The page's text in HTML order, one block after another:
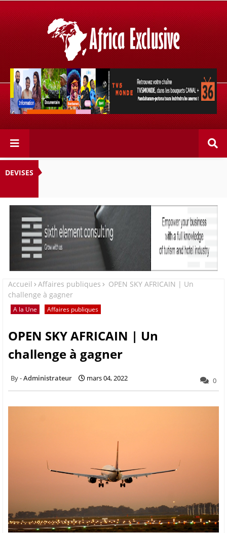
Retrouvez votre chaîne @TV5MONDE, dans les bouquets
CANAL+ 36 . Fandaharam-potoana tsara indrindra ho
anareo!
DEVISES
Accueil Affaires publiques
OPEN SKY AFRICAIN | Un
challenge à gagner
A la Une Affaires publiques
OPEN SKY AFRICAIN | Un
challenge à gagner
Administrateur mars 04, 2022 0